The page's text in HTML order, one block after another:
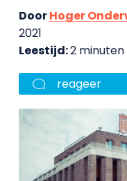
DoorHoger
2021
Leestijd:2 minuten
reageer